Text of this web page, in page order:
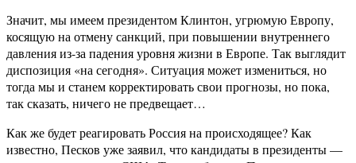
Значит, мы имеем президентом Клинтон, угрюмую Европу,
косящую на отмену санкций, при повышении внутреннего
давления из-за падения уровня жизни в Европе. Так выглядит
диспозиция «на сегодня». Ситуация может измениться, но
тогда мы и станем корректировать свои прогнозы, но пока,
так сказать, ничего не предвещает…
Как же будет реагировать Россия на происходящее? Как
известно, Песков уже заявил, что кандидаты в президенты —